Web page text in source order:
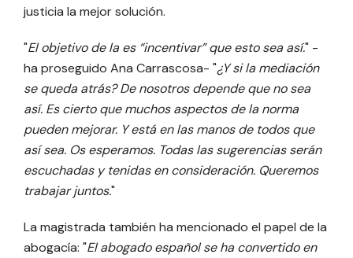
justicia la mejor solución.
"El objetivo de la es “incentivar” que esto sea así." -
ha proseguido Ana Carrascosa- "¿Y si la mediación
se queda atrás? De nosotros depende que no sea
así. Es cierto que muchos aspectos de la norma
pueden mejorar. Y está en las manos de todos que
así sea. Os esperamos. Todas las sugerencias serán
escuchadas y tenidas en consideración. Queremos
trabajar juntos."
La magistrada también ha mencionado el papel de la
abogacía: "El abogado español se ha convertido en